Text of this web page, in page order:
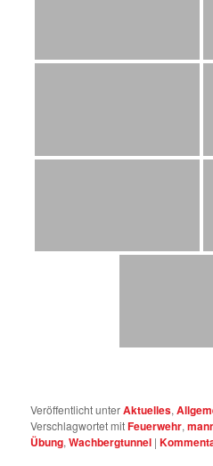
Veröffentlicht unterAktuelles,
Verschlagwortet mitFeuerwehr,
Übung,Wachbergtunnel |